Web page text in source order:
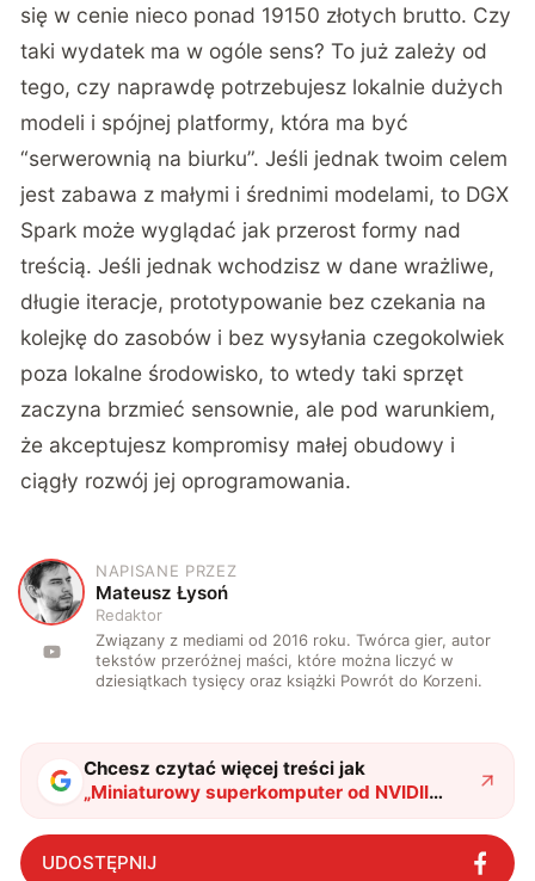
się w cenie nieco ponad 19150 złotych brutto. Czy
taki wydatek ma w ogóle sens? To już zależy od
tego, czy naprawdę potrzebujesz lokalnie dużych
modeli i spójnej platformy, która ma być
“serwerownią na biurku”. Jeśli jednak twoim celem
jest zabawa z małymi i średnimi modelami, to DGX
Spark może wyglądać jak przerost formy nad
treścią. Jeśli jednak wchodzisz w dane wrażliwe,
długie iteracje, prototypowanie bez czekania na
kolejkę do zasobów i bez wysyłania czegokolwiek
poza lokalne środowisko, to wtedy taki sprzęt
zaczyna brzmieć sensownie, ale pod warunkiem,
że akceptujesz kompromisy małej obudowy i
ciągły rozwój jej oprogramowania.
M
NAPISANE PRZEZ
Mateusz Łysoń
Redaktor
Związany z mediami od 2016 roku. Twórca gier, autor
tekstów przeróżnej maści, które można liczyć w
dziesiątkach tysięcy oraz książki Powrót do Korzeni.
Chcesz czytać więcej treści jak
„Miniaturowy superkomputer od NVIDII
dojrzewa i podbija świat. Co zmieniło się w
DGX Spark?"?
UDOSTĘPNIJ